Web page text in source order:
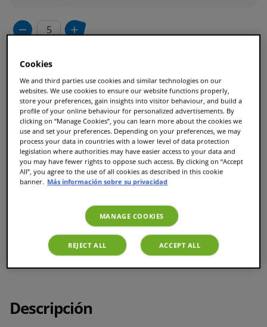
Cápsulas de café reciclables con CIRCULARCAPS
Preparación rápida y sencilla
16 tazas de cortado aromático y cremoso
Descripción
Cookies
We and third parties use cookies and similar technologies on our
websites. We use cookies to ensure our website functions properly,
store your preferences, gain insights into visitor behaviour, and build a
profile of your online behaviour for personalized advertisements. By
clicking on “Manage Cookies”, you can learn more about the cookies we
use and set your preferences. Depending on your preferences, we may
process your data in countries with a lower level of data protection
legislation where authorities may have easier access to your data and
you may have fewer rights to oppose such access. By clicking on “Accept
All”, you agree to the use of all cookies as described in this cookie
banner. Más información sobre su privacidad
MANAGE COOKIES
REJECT ALL ACCEPT ALL